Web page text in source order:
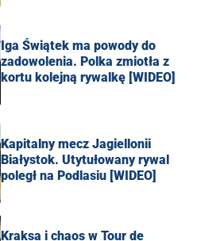
Iga Świątek ma powody do
zadowolenia. Polka zmiotła z
kortu kolejną rywalkę [WIDEO]
Kapitalny mecz Jagiellonii
Białystok. Utytułowany rywal
poległ na Podlasiu [WIDEO]
Kraksa i chaos w Tour de